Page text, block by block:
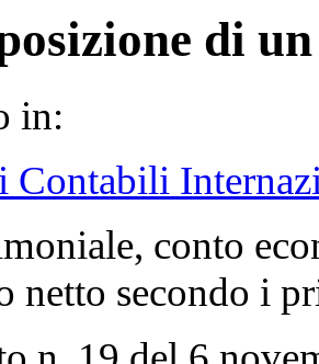
di
in:
Contabili
conto
netto secondo i